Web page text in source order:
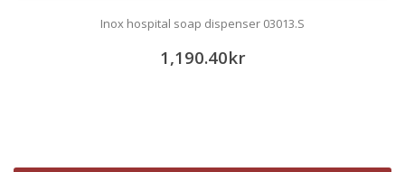
Inox hospital soap dispenser 03013.S
1,190.40kr